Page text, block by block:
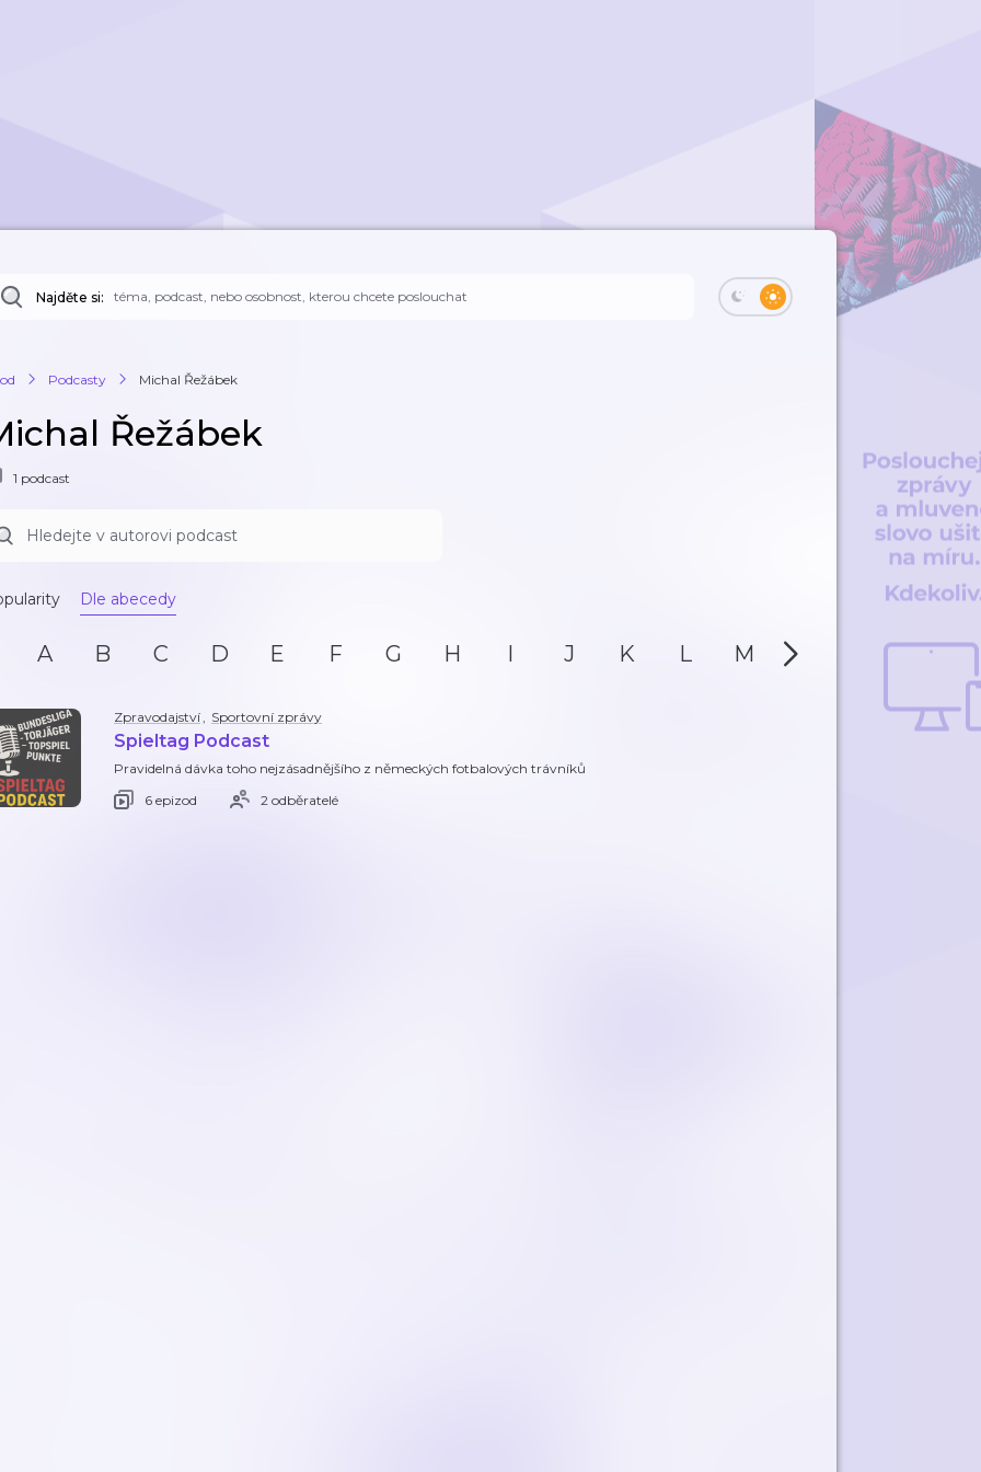
Najděte si:
Podcasty Michal Řežábek
Řežábek
1 podcast
Dle abecedy
A B C D E F G H I J K L M N P
Zpravodajství, Sportovní zprávy
Spieltag Podcast
Pravidelná dávka toho nejzásadnějšího z německých fotbalových trávníků
6 epizod
2 odběratelé